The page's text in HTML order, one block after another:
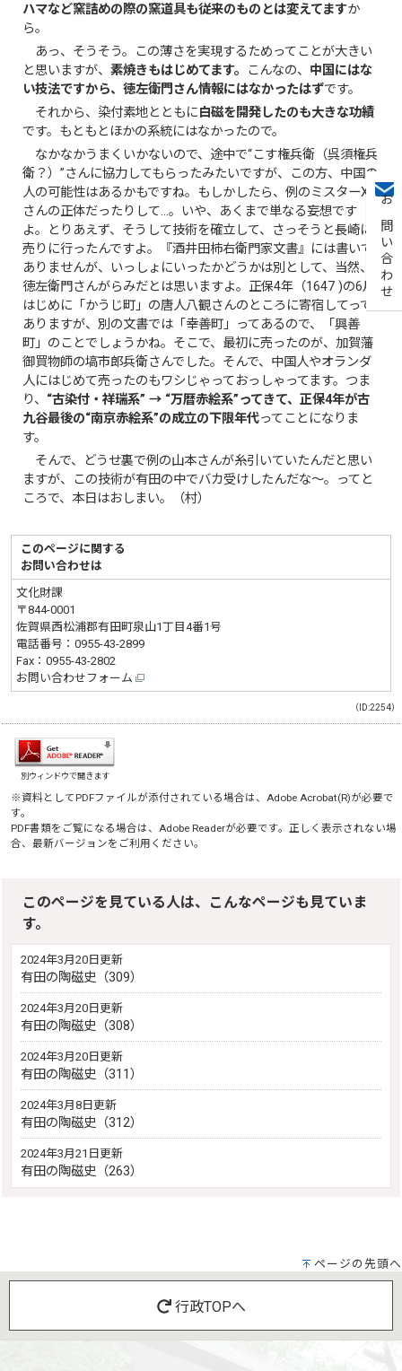
お問い合わせ
ハマなど窯詰めの際の窯道具も従来のものとは変えてますか
ら。
あっ、そうそう。この薄さを実現するためってことが大きい
と思いますが、素焼きもはじめてます。 こんなの、 中国にはな
い技法ですから、徳左衛門さん情報にはなかったはずです。
それから、染付素地とともに白磁を開発したのも大きな功績
です。もともとほかの系統にはなかったので。
なかなかうまくいかないので、途中で“こす権兵衛（呉須権兵
衛？）”さんに協力してもらったみたいですが、この方、中国の
人の可能性はあるかもですね。もしかしたら、例のミスターX
さんの正体だったりして…。いや、あくまで単なる妄想です
よ。とりあえず、そうして技術を確立して、さっそうと長崎に
売りに行ったんですよ。『酒井田柿右衛門家文書』には書いて
ありませんが、いっしょにいったかどうかは別として、当然、
徳左衛門さんがらみだとは思いますよ。正保4年（1647 )の6月
はじめに「かうじ町」の唐人八観さんのところに寄宿してって
ありますが、別の文書では「幸善町」ってあるので、「興善
町」のことでしょうかね。そこで、最初に売ったのが、加賀藩
御買物師の塙市郎兵衛さんでした。そんで、中国人やオランダ
人にはじめて売ったのもワシじゃっておっしゃってます。つま
り、 “古染付・祥瑞系” → “万暦赤絵系”ってきて、正保4年が古
九谷最後の“南京赤絵系”の成立の下限年代ってことになりま
す。
そんで、どうせ裏で例の山本さんが糸引いていたんだと思い
ますが、この技術が有田の中でバカ受けしたんだな～。ってと
ころで、本日はおしまい。（村）
このページに関する
お問い合わせは
文化財課
〒844-0001
佐賀県西松浦郡有田町泉山1丁目4番1号
電話番号：0955-43-2899
Fax：0955-43-2802
お問い合わせフォーム
（ID:2254）
別ウィンドウで開きます
※資料としてPDFファイルが添付されている場合は、Adobe Acrobat(R)が必要で
す。
PDF書類をご覧になる場合は、Adobe Readerが必要です。正しく表示されない場
合、最新バージョンをご利用ください。
このページを見ている人は、こんなページも見ていま
す。
2024年3月20日更新
有田の陶磁史（309）
2024年3月20日更新
有田の陶磁史（308）
2024年3月20日更新
有田の陶磁史（311）
2024年3月8日更新
有田の陶磁史（312）
2024年3月21日更新
有田の陶磁史（263）
ページの先頭へ
行政TOPへ